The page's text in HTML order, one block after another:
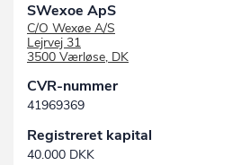
SWexoe ApS
C/O Wexøe A/S
Lejrvej 31
3500 Værløse, DK
CVR-nummer
41969369
Registreret kapital
40.000 DKK